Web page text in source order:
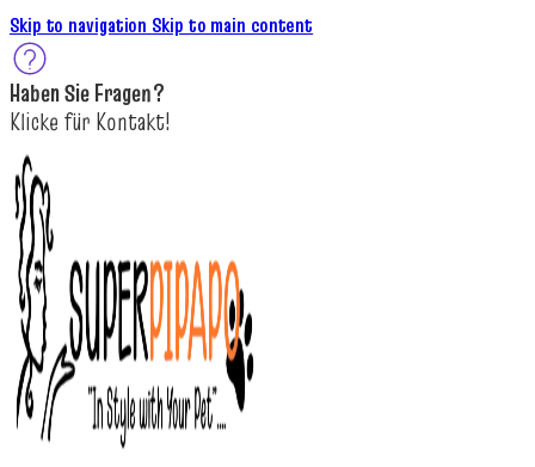
Skip to navigation Skip to main content
Haben SieFragen?
Klicke für Kontakt!